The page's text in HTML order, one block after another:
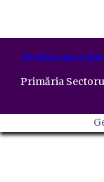
Prelucrarea
Primăria